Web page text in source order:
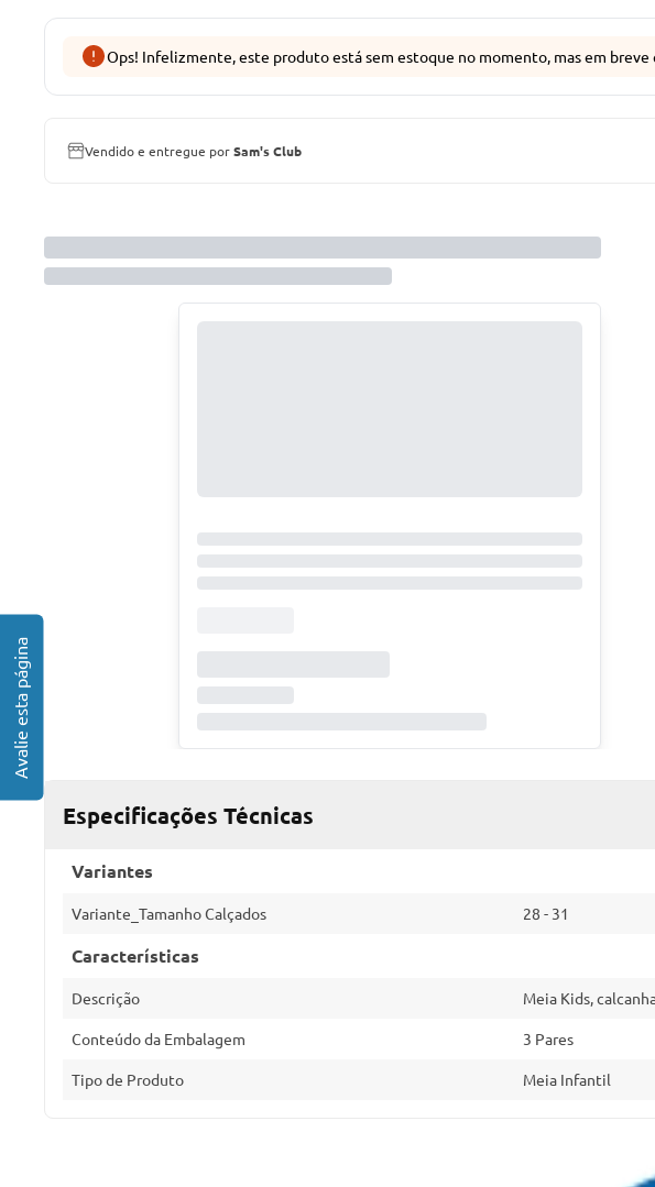
Ops! Infelizmente, este produto está sem estoque no momento, mas em breve
Vendido e entregue porSam's Club
Especificações Técnicas
Variantes
Variante_Tamanho Calçados 28 - 31
Características
Descrição Meia Kids,
Conteúdo da Embalagem 3 Pares
Tipo de Produto Meia Infantil